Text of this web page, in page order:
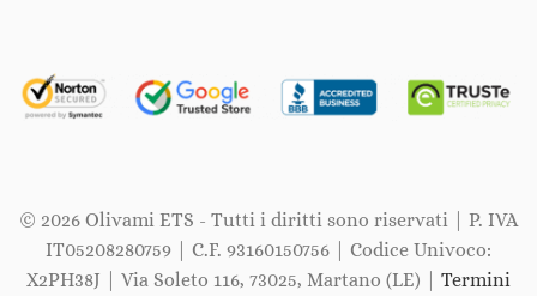
© 2026 Olivami ETS - Tutti i diritti sono riservati | P. IVA
IT05208280759 | C.F. 93160150756 | Codice Univoco:
X2PH38J | Via Soleto 116, 73025, Martano (LE) | Termini